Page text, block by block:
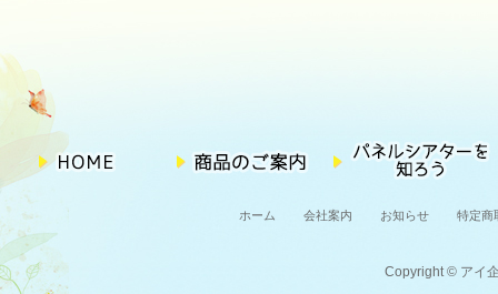
ホーム 会社案内 お知らせ 特定商
Copyright © アイ